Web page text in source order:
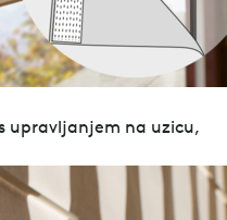
upravljanjem na uzicu,